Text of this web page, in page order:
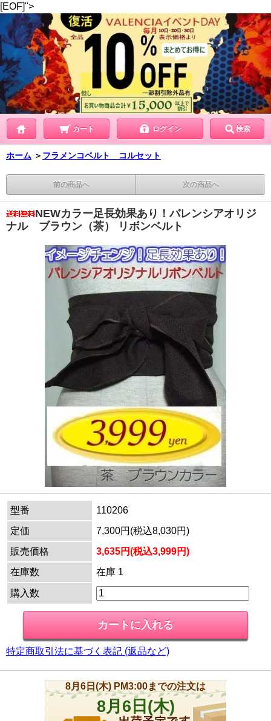
[EOF]">
カート ログイン 検索
ホーム ＞ フラメンコベルト コルセット
前の商品へ 次の商品へ
NEWカラー足長効果あり！バレンシアオリジ
ナル ブラウン（茶） リボンベルト
型番
110206
定価
7,300円(税込8,030円)
販売価格
3,635円(税込3,999円)
在庫数
在庫 1
購入数
特定商取引法に基づく表記 (返品など)